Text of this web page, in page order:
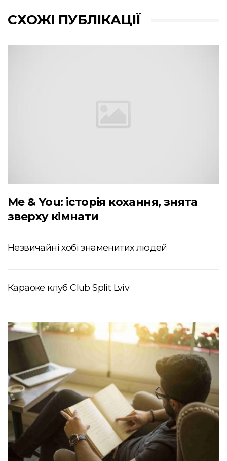
СХОЖІ ПУБЛІКАЦІЇ
Me & You: історія кохання, знята
зверху кімнати
Незвичайні хобі знаменитих людей
Караоке клуб Club Split Lviv